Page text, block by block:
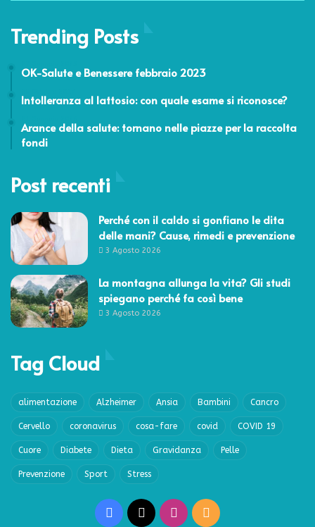
Trending Posts
OK-Salute e Benessere febbraio 2023
Intolleranza al lattosio: con quale esame si riconosce?
Arance della salute: tornano nelle piazze per la raccolta
fondi
Post recenti
Perché con il caldo si gonfiano le dita
delle mani? Cause, rimedi e prevenzione
3 Agosto 2026
La montagna allunga la vita? Gli studi
spiegano perché fa così bene
3 Agosto 2026
Tag Cloud
alimentazione Alzheimer Ansia Bambini Cancro
Cervello coronavirus cosa-fare covid COVID 19
Cuore Diabete Dieta Gravidanza Pelle
Prevenzione Sport Stress
Facebook Instagram
RSS